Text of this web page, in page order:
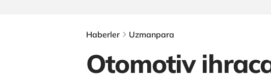
Haberler Uzmanpara
Otomotiv